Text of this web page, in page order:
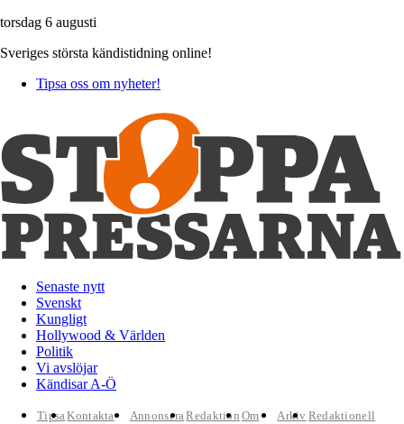
torsdag 6 augusti
Sveriges största kändistidning online!
Tipsa oss om nyheter!
Senaste nytt
Svenskt
Kungligt
Hollywood & Världen
Politik
Vi avslöjar
Kändisar A-Ö
TipsaKontakta
AnnonseraRedaktion Om
Arkiv Redaktionell